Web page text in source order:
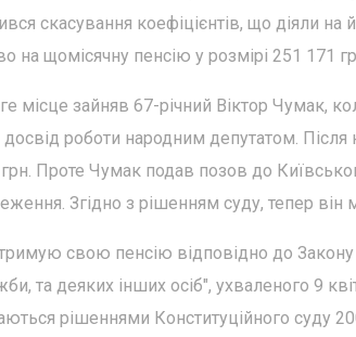
скасування коефіцієнтів, що діяли на
на щомісячну пенсію у розмірі 251 171
місце зайняв 67-річний Віктор Чумак,
роботи народним депутатом.
Проте Чумак подав позов до
Згідно з рішенням суду, тепер він
свою пенсію відповідно до Закону
та деяких інших осіб", ухваленого 9
рішеннями Конституційного суду